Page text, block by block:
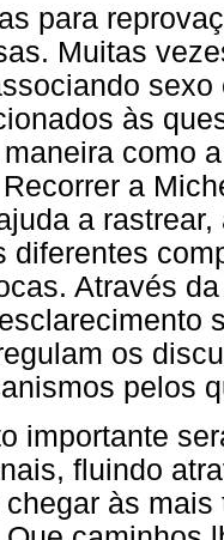
para
Muitas
às
como
a
a
diferentes
Através
os
pelos
importante
fluindo
às